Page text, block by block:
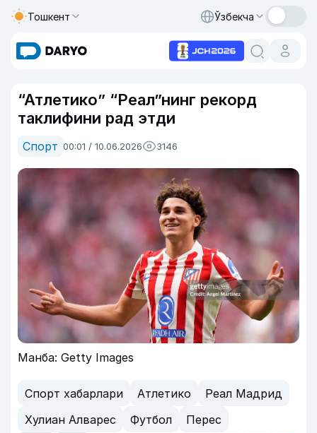
Тошкент Ўзбекча
“Атлетико” “Реал”нинг рекорд
таклифини рад этди
Спорт 00:01 / 10.06.2026 3146
Манба: Getty Images
Спорт хабарлари Атлетико
Реал Мадрид
Хулиан Алварес
Футбол
Перес